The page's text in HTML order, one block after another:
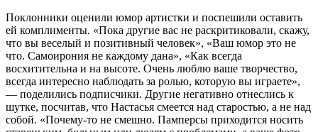
Поклонники оценили юмор артистки и поспешили оставить
ей комплименты. «Пока другие вас не раскритиковали, скажу,
что вы веселый и позитивный человек», «Ваш юмор это не
что. Самоирония не каждому дана», «Как всегда
восхитительна и на высоте. Очень люблю ваше творчество,
всегда интересно наблюдать за ролью, которую вы играете»,
— поделились подписчики. Другие негативно отнеслись к
шутке, посчитав, что Настасья смеется над старостью, а не над
собой. «Почему-то не смешно. Памперсы приходится носить